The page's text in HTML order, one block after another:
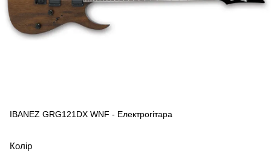
IBANEZ GRG121DX WNF - Електрогітара
Колір